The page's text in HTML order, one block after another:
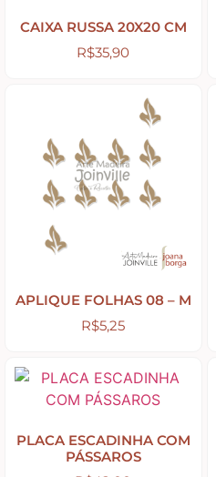
CAIXA RUSSA 20X20 CM
R$35,90
APLIQUE FOLHAS 08 – M
R$5,25
PLACA ESCADINHA COM
PÁSSAROS